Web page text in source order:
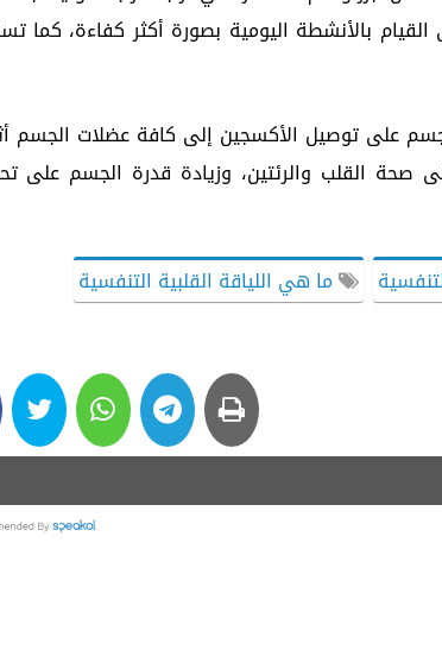
بالأنشطة اليومية بصورة أكثر كفاءة، كما
على توصيل الأكسجين إلى كافة عضلات الجسم
صحة القلب والرئتين، وزيادة قدرة الجسم على
ما هي اللياقة القلبية التنفسية